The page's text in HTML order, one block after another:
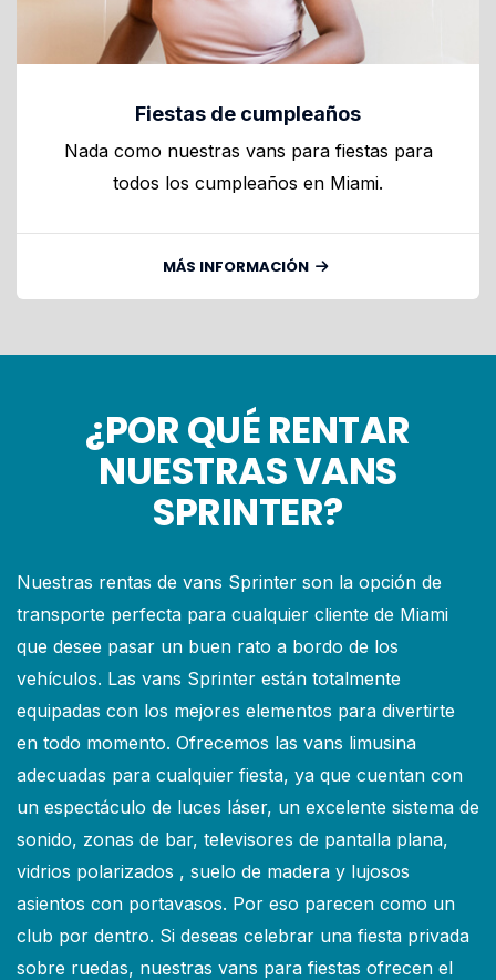
Fiestas de cumpleaños
Nada como nuestras vans para fiestas para
todos los cumpleaños en Miami.
MÁS INFORMACIÓN
¿POR QUÉ RENTAR
NUESTRAS VANS
SPRINTER?
Nuestras rentas de vans Sprinter son la opción de
transporte perfecta para cualquier cliente de Miami
que desee pasar un buen rato a bordo de los
vehículos. Las vans Sprinter están totalmente
equipadas con los mejores elementos para divertirte
en todo momento. Ofrecemos las vans limusina
adecuadas para cualquier fiesta, ya que cuentan con
un espectáculo de luces láser, un excelente sistema de
sonido, zonas de bar, televisores de pantalla plana,
vidrios polarizados , suelo de madera y lujosos
asientos con portavasos. Por eso parecen como un
club por dentro. Si deseas celebrar una fiesta privada
sobre ruedas, nuestras vans para fiestas ofrecen el